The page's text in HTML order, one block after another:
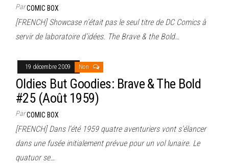
ParCOMIC BOX
[FRENCH] Showcase n’était pas le seul titre de DC Comics à
servir de laboratoire d’idées. The Brave & the Bold…
19 décembre 2009 Non
Oldies But Goodies: Brave & The Bold
#25 (Août 1959)
ParCOMIC BOX
[FRENCH] Dans l’été 1959 quatre aventuriers vont s’élancer
dans une fusée initialement prévue pour un vol lunaire. Le
quatuor se…